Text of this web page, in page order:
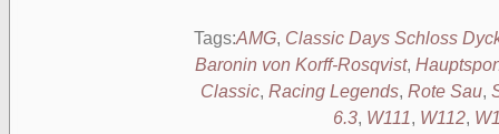
Tags:AMG, Classic Days Schloss
Baronin von Korff-Rosqvist,
Classic, Racing Legends, Rote Sau,
6.3, W111, W112,